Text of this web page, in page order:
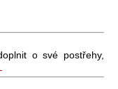
o své postřehy,